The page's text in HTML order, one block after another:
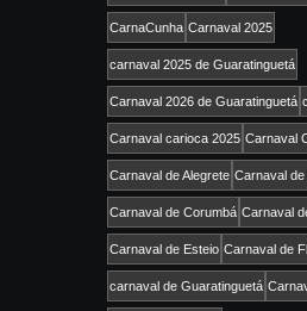
CarnaCunha Carnaval 2025
carnaval 2025 de Guaratinguetá
Carnaval 2026 de Guaratinguetá
Carnaval carioca 2025 Carnaval
Carnaval de Alegrete Carnaval
Carnaval de Corumbá Carnaval
Carnaval de Esteio Carnaval de
carnaval de Guaratinguetá